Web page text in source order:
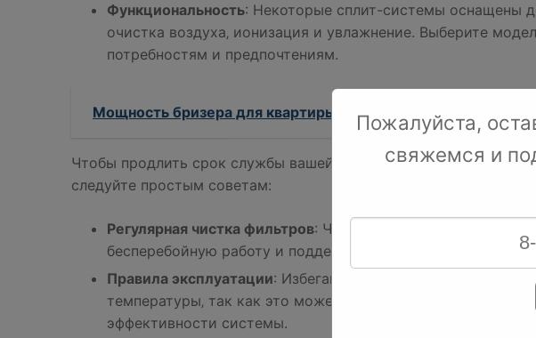
Функциональность: Некоторые сплит-системы оснащены
очистка воздуха‚ ионизация и увлажнение. Выберите
потребностям и предпочтениям.
Мощность бризера для квартиры в Химках
Чтобы продлить срок службы вашей сплит-системы Goldstar и
следуйте простым советам:
Регулярная чистка фильтров: Чистите фильтры сплит-
бесперебойную работу и поддерживать качество воздуха
Правила эксплуатации: Избегайте включения сплит-
температуры‚ так как это может привести к увеличению
эффективности системы.
Пожалуйста,
свяжемся и